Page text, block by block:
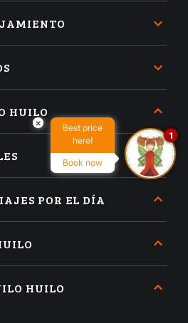
HUILO
POR EL DÍA
HUILO
×
Best price
here!
Book now
1